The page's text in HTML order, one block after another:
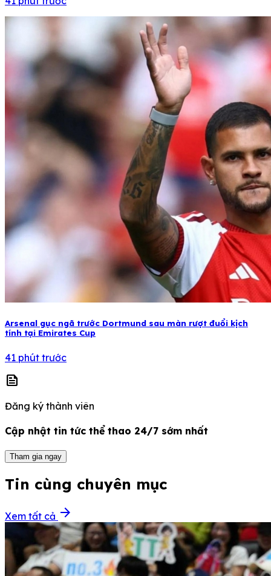
Arsenal gục ngã trước Dortmund sau màn rượt đuổi kịch
tính tại Emirates Cup
41 phút trước
news
Đăng ký thành viên
Cập nhật tin tức thể thao 24/7 sớm nhất
Tham gia ngay
Tin cùng chuyên mục
Xem tất cả arrow_forward